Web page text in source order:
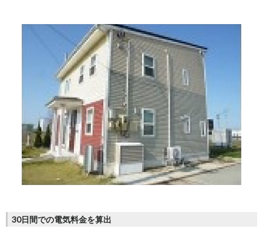
30日間での電気料金を算出